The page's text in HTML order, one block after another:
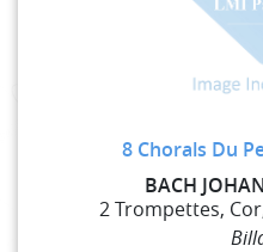
8 Chorals Du
BACH
2 Trompettes,